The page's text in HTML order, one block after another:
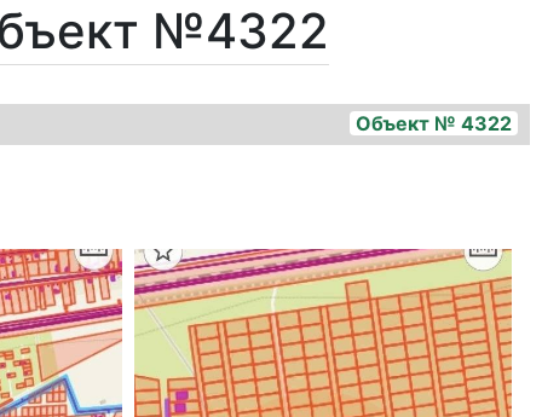
№4322
Объект № 4322